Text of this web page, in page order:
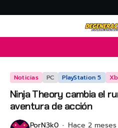
Noticias PC PlayStation 5
Ninja Theory cambia el
aventura de acción
PorN3k0 Hace 2 meses